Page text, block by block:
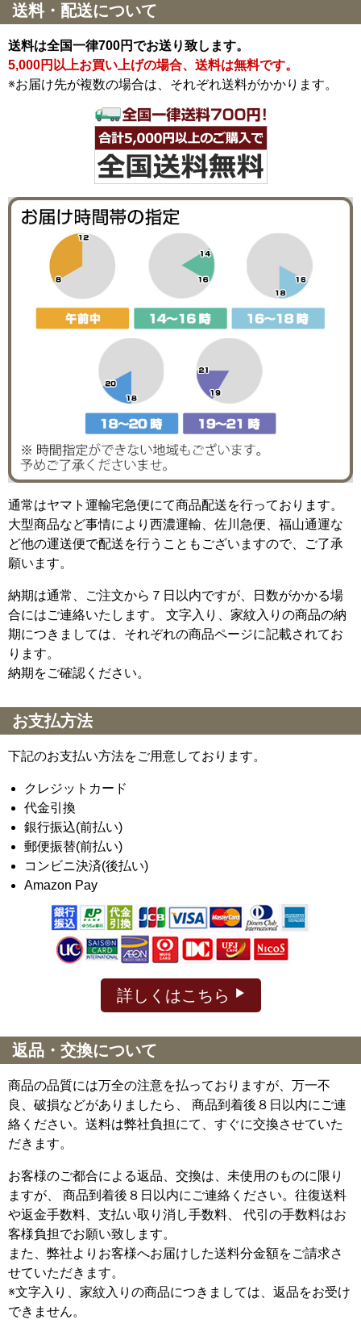
送料・配送について
送料は全国一律700円でお送り致します。
5,000円以上お買い上げの場合、送料は無料です。
※お届け先が複数の場合は、それぞれ送料がかかります。
通常はヤマト運輸宅急便にて商品配送を行っております。
大型商品など事情により西濃運輸、佐川急便、福山通運な
ど他の運送便で配送を行うこともございますので、ご了承
願います。
納期は通常、ご注文から７日以内ですが、日数がかかる場
合にはご連絡いたします。 文字入り、家紋入りの商品の納
期につきましては、それぞれの商品ページに記載されてお
ります。
納期をご確認ください。
お支払方法
下記のお支払い方法をご用意しております。
クレジットカード
代金引換
銀行振込(前払い)
郵便振替(前払い)
コンビニ決済(後払い)
Amazon Pay
詳しくはこちら
返品・交換について
商品の品質には万全の注意を払っておりますが、万一不
良、破損などがありましたら、 商品到着後８日以内にご連
絡ください。送料は弊社負担にて、すぐに交換させていた
だきます。
お客様のご都合による返品、交換は、未使用のものに限り
ますが、
商品到着後８日以内にご連絡ください。往復送料
や返金手数料、支払い取り消し手数料、 代引の手数料はお
客様負担でお願い致します。
また、弊社よりお客様へお届けした送料分金額をご請求さ
せていただきます。
※文字入り、家紋入りの商品につきましては、返品をお受け
できません。